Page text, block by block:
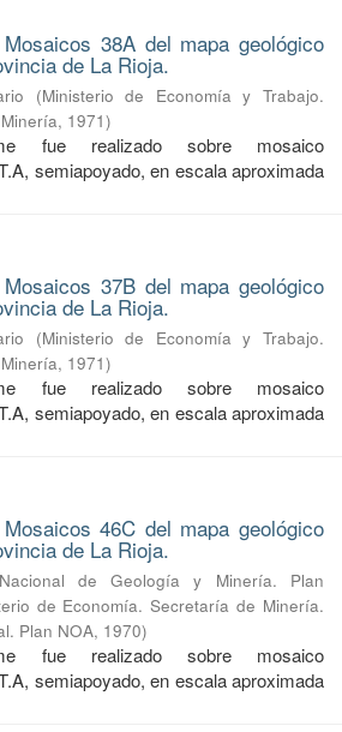
38A del mapa geológico
de La Rioja.
(Ministerio de Economía y Trabajo.
, 1971)
fue realizado sobre mosaico
semiapoyado, en escala aproximada
37B del mapa geológico
de La Rioja.
(Ministerio de Economía y Trabajo.
, 1971)
fue realizado sobre mosaico
semiapoyado, en escala aproximada
46C del mapa geológico
de La Rioja.
de Geología y Minería. Plan
de Economía. Secretaría de Minería.
Plan NOA, 1970)
fue realizado sobre mosaico
semiapoyado, en escala aproximada